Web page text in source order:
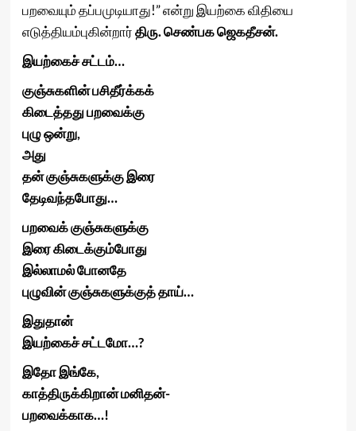
பறவையும் தப்பமுடியாது!” என்று இயற்கை விதியை
எடுத்தியம்புகின்றார்திரு. செண்பக ஜெகதீசன்.
இயற்கைச் சட்டம்…
குஞ்சுகளின் பசிதீர்க்கக்
கிடைத்தது பறவைக்கு
புழு ஒன்று,
அது
தன் குஞ்சுகளுக்கு இரை
தேடிவந்தபோது…
பறவைக் குஞ்சுகளுக்கு
இரை கிடைக்கும்போது
இல்லாமல் போனதே
புழுவின் குஞ்சுகளுக்குத் தாய்…
இதுதான்
இயற்கைச் சட்டமோ…?
இதோ இங்கே,
காத்திருக்கிறான் மனிதன்-
பறவைக்காக…!